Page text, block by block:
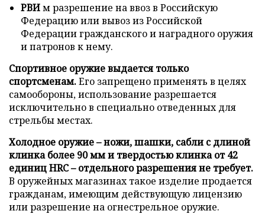
РВИм разрешение на ввоз в Российскую
Федерацию или вывоз из Российской
Федерации гражданского и наградного оружия
и патронов к нему.
Спортивное оружие выдается только
спортсменам.Его запрещено применять в целях
самообороны, использование разрешается
исключительно в специально отведенных для
стрельбы местах.
Холодное оружие – ножи, шашки, сабли с длиной
клинка более 90 мм и твердостью клинка от 42
единиц HRC – отдельного разрешения не требует.
В оружейных магазинах такое изделие продается
гражданам, имеющим действующую лицензию
или разрешение на огнестрельное оружие.